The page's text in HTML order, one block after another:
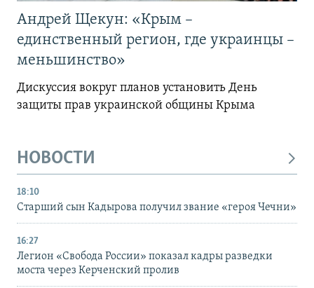
Андрей Щекун: «Крым –
единственный регион, где украинцы –
меньшинство»
Дискуссия вокруг планов установить День
защиты прав украинской общины Крыма
НОВОСТИ
18:10
Старший сын Кадырова получил звание «героя Чечни»
16:27
Легион «Свобода России» показал кадры разведки
моста через Керченский пролив